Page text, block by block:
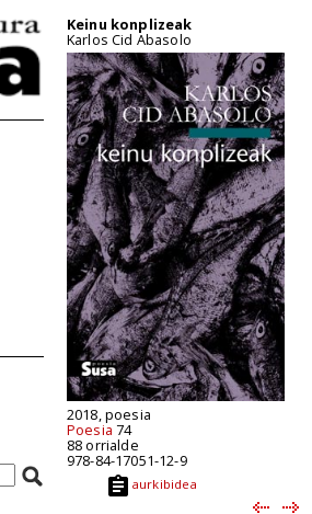
Keinu konplizeak
Karlos Cid Abasolo
2018, poesia
Poesia 74
88 orrialde
978-84-17051-12-9
aurkibidea